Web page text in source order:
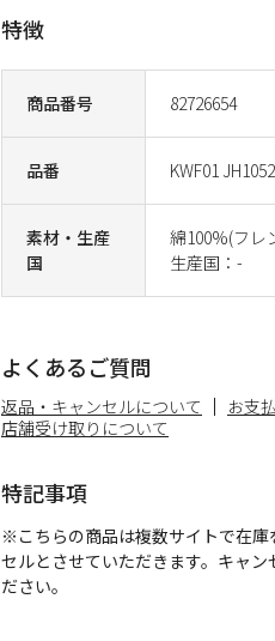
商品番号 82726654
品番 KWF01 JH1052
素材・生産
国
綿100%(フレ
生産国：-
特徴
よくあるご質問
返品・キャンセルについて お支
店舗受け取りについて
特記事項
※こちらの商品は複数サイトで在
セルとさせていただきます。キャ
ださい。